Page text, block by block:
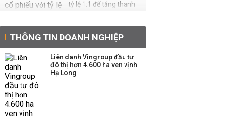
tỷ lệ 1:1 để tăng thanh
Quy hoạch 4 khu lấn
biển ở Phú Quốc
THÔNG TIN DOANH NGHIỆP
Liên danh Vingroup đầu tư
đô thị hơn 4.600 ha ven vịnh
Hạ Long